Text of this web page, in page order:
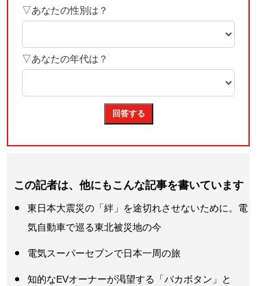
この記者は、他にもこんな記事を書いています
東日本大震災の「絆」を途切れさせないために。電
気自動車で巡る東北被災地の今
電気スーパーセブンで日本一周の旅
知的なEVオーナーが渇望する「バカボタン」と